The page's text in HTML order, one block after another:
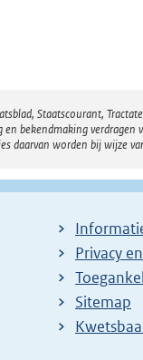
Staatscourant,
bekendmaking
daarvan worden bij wijze
Privacy
Sitemap
E